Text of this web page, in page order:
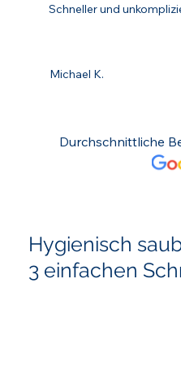
Schneller und
Michael K.
Durchschnittliche
Hygienisch
3 einfachen